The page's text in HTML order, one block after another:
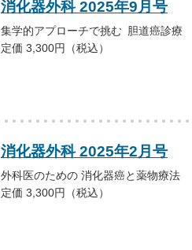
消化器外科 2025年9月号
集学的アプローチで挑む 胆道癌診療
定価 3,300円（税込）
消化器外科 2025年2月号
外科医のための 消化器癌と薬物療法
定価 3,300円（税込）